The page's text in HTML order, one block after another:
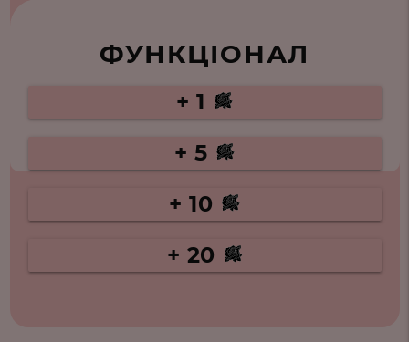
ФУНКЦІОНАЛ
+ 1
+ 5
+ 10
+ 20